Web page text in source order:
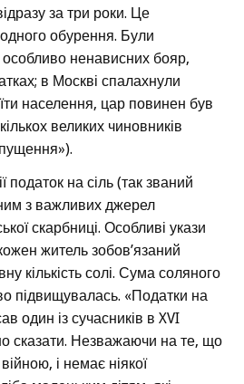
за три роки. Це
обурення. Були
особливо ненависних бояр,
в Москві спалахнули
населення, цар повинен був
великих чиновників
податок на сіль (так званий
з важливих джерел
скарбниці. Особливі укази
житель зобов’язаний
кількість солі. Сума соляного
підвищувалась. «Податки на
один із сучасників в XVI
сказати. Незважаючи на те, що
і немає ніякої